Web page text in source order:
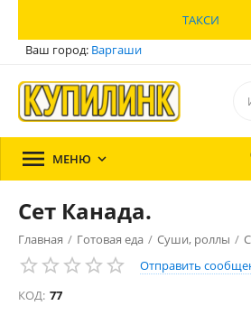
ТАКСИ
Ваш город: Варгаши
 МЕНЮ 
Сет Канада.
Главная / Готовая еда / Суши, роллы /
Отправить
КОД: 77